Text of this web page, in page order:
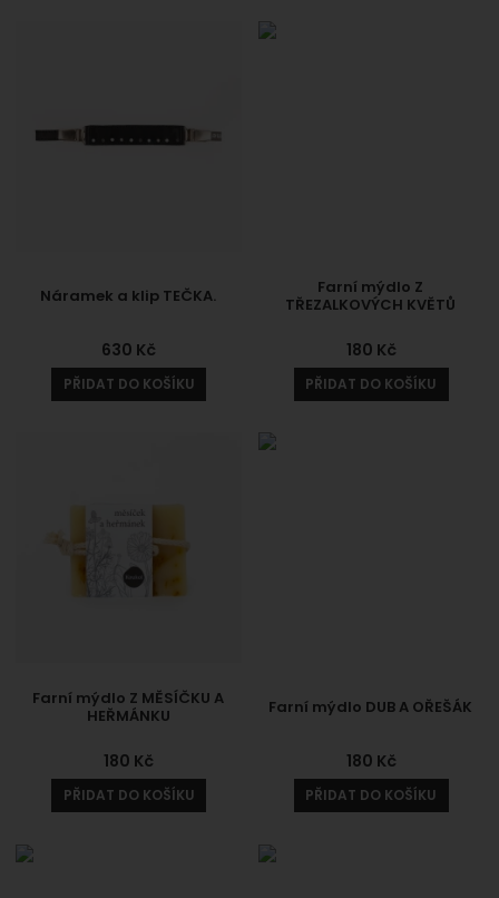
Náramek a klip TEČKA.
630 Kč
PŘIDAT DO KOŠÍKU
Farní mýdlo Z
TŘEZALKOVÝCH KVĚTŮ
180 Kč
PŘIDAT DO KOŠÍKU
Farní mýdlo Z MĚSÍČKU A
HEŘMÁNKU
180 Kč
PŘIDAT DO KOŠÍKU
Farní mýdlo DUB A OŘEŠÁK
180 Kč
PŘIDAT DO KOŠÍKU